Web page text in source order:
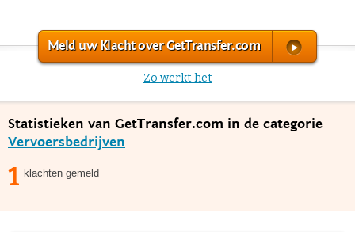
Meld uw Klacht over GetTransfer.com
Zo werkt het
Statistieken van GetTransfer.com in de categorie
Vervoersbedrijven
1 klachten gemeld